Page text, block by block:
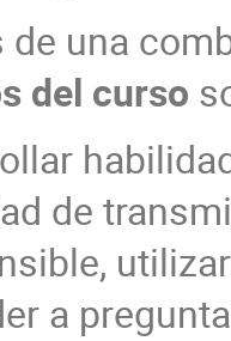
de una
del curso
de
a